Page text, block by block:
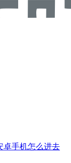
卓手机怎么进去